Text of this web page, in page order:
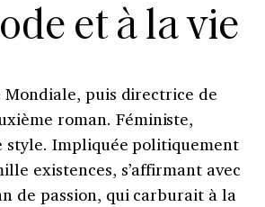
et à la vie
puis directrice de
roman. Féministe,
style. Impliquée politiquement
existences, s’affirmant avec
de passion, qui carburait à la